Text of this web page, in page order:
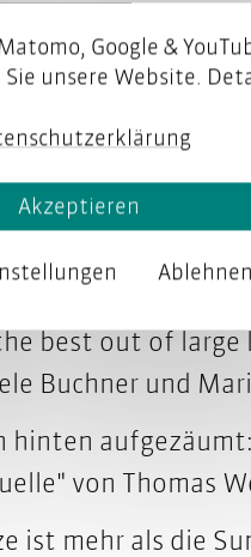
best out of large
Buchner und
hinten aufgezäumt:
von Thomas
ist mehr als die
Google &
unsere Website.
Ablehnen
Akzeptieren